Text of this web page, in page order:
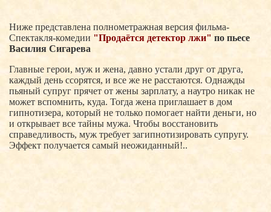
Ниже представлена полнометражная версия фильма-
Спектакля-комедии "Продаётся детектор лжи" по пьесе
Василия Сигарева
Главные герои, муж и жена, давно устали друг от друга,
каждый день ссорятся, и все же не расстаются. Однажды
пьяный супруг прячет от жены зарплату, а наутро никак не
может вспомнить, куда. Тогда жена приглашает в дом
гипнотизера, который не только помогает найти деньги, но
и открывает все тайны мужа. Чтобы восстановить
справедливость, муж требует загипнотизировать супругу.
Эффект получается самый неожиданный!..